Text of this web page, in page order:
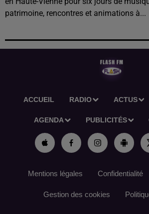
patrimoine, rencontres et animations à...
ACCUEIL RADIO ACTUS
AGENDA PUBLICITÉS
Mentions légales Confidentialité
Gestion des cookies